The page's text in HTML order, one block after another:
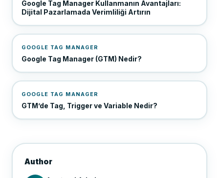
Google Tag Manager Kullanmanın Avantajları:
Dijital Pazarlamada Verimliliği Artırın
GOOGLE TAG MANAGER
Google Tag Manager (GTM) Nedir?
GOOGLE TAG MANAGER
GTM’de Tag, Trigger ve Variable Nedir?
Author